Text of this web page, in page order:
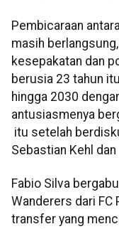
Pembicaraan
masih
kesepakatan dan
berusia 23 tahun
hingga 2030
antusiasmenya
itu setelah
Sebastian Kehl
Fabio Silva
Wanderers dari FC
transfer yang